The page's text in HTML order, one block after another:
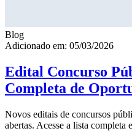
Blog
Adicionado em: 05/03/2026
Edital Concurso
Completa de
Novos editais de concursos
abertas. Acesse a lista completa